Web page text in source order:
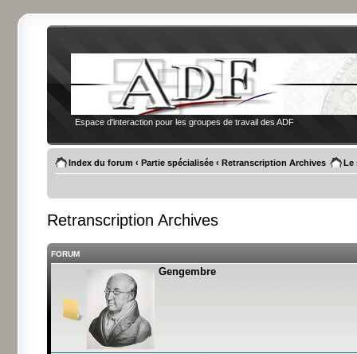
Espace d'interaction pour les groupes de travail des ADF
Index du forum ‹ Partie spécialisée ‹ Retranscription Archives Le
Retranscription Archives
FORUM
Gengembre